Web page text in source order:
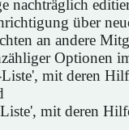
nachträglich
über
an andere
Optionen
mit deren
mit deren